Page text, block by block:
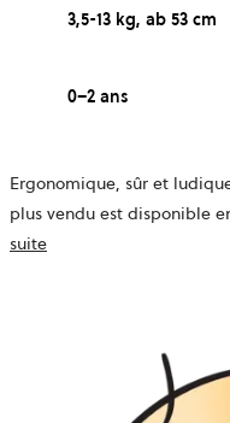
3,5-13 kg, ab 53 cm
0–2 ans
Ergonomique, sûr et
plus vendu est disponible
suite